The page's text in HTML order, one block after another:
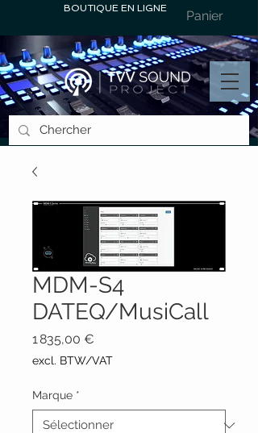
BOUTIQUE EN LIGNE Panier
MDM-S4
DATEQ/MusiCall
1 835,00 €
excl. BTW/VAT
Marque *